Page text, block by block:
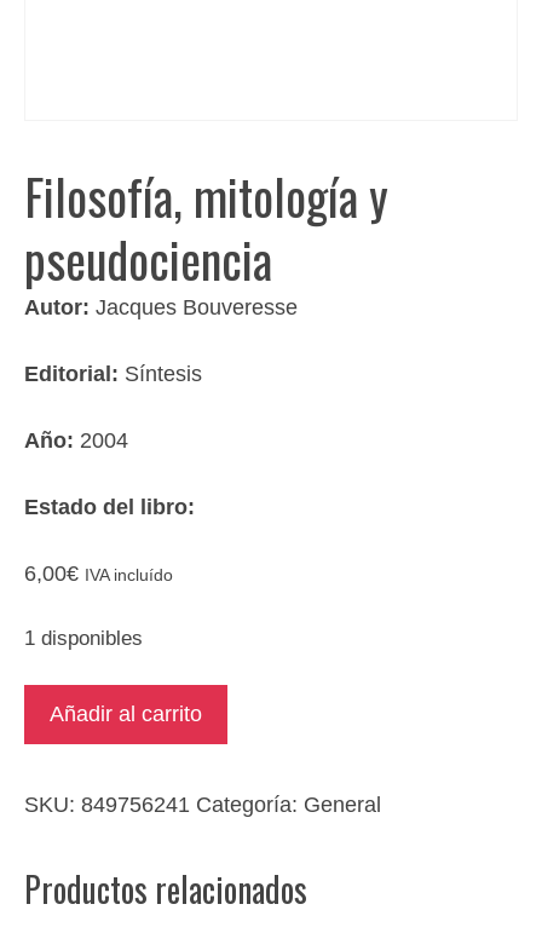
Filosofía, mitología y
pseudociencia
Autor: Jacques Bouveresse
Editorial: Síntesis
Año: 2004
Estado del libro:
6,00€ IVA incluído
1 disponibles
Filosofía,
pseudociencia
Añadir al carrito
SKU: 849756241 Categoría: General
Productos relacionados